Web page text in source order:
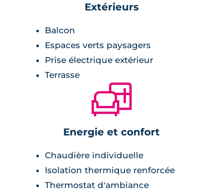
Extérieurs
Balcon
Espaces verts paysagers
Prise électrique extérieur
Terrasse
🛋
Energie et confort
Chaudière individuelle
Isolation thermique renforcée
Thermostat d'ambiance